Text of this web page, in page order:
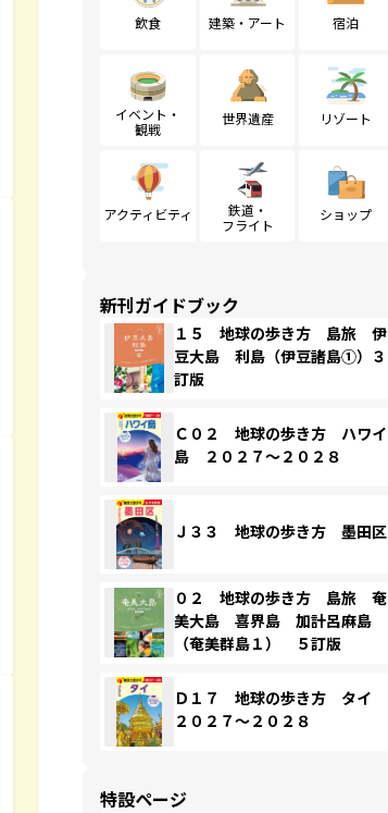
飲食 建築・アート 宿泊
イベント・
観戦
世界遺産 リゾート
アクティビティ
鉄道・
フライト
ショップ
新刊ガイドブック
１５ 地球の歩き方 島旅 伊
豆大島 利島（伊豆諸島①）３
訂版
Ｃ０２ 地球の歩き方 ハワイ
島 ２０２７～２０２８
Ｊ３３ 地球の歩き方 墨田区
０２ 地球の歩き方 島旅 奄
美大島 喜界島 加計呂麻島
（奄美群島１） ５訂版
Ｄ１７ 地球の歩き方 タイ
２０２７～２０２８
特設ページ